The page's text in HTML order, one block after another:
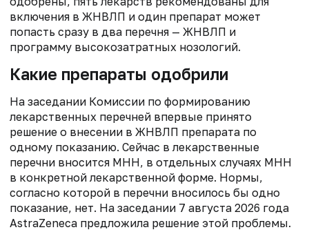
включения в ЖНВЛП и один препарат может
попасть сразу в два перечня — ЖНВЛП и
программу высокозатратных нозологий.
Какие препараты одобрили
На заседании Комиссии по формированию
лекарственных перечней впервые принято
решение о внесении в ЖНВЛП препарата по
одному показанию. Сейчас в лекарственные
перечни вносится МНН, в отдельных случаях МНН
в конкретной лекарственной форме. Нормы,
согласно которой в перечни вносилось бы одно
показание, нет. На заседании 7 августа 2026 года
AstraZeneca предложила решение этой проблемы.